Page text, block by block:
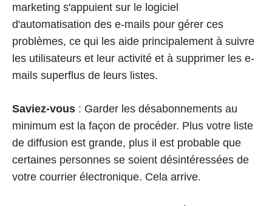
marketing s'appuient sur le logiciel
d'automatisation des e-mails pour gérer ces
problèmes, ce qui les aide principalement à suivre
les utilisateurs et leur activité et à supprimer les e-
mails superflus de leurs listes.
Saviez-vous : Garder les désabonnements au
minimum est la façon de procéder. Plus votre liste
de diffusion est grande, plus il est probable que
certaines personnes se soient désintéressées de
votre courrier électronique. Cela arrive.